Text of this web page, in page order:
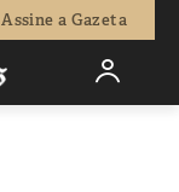
Assine a Gazeta